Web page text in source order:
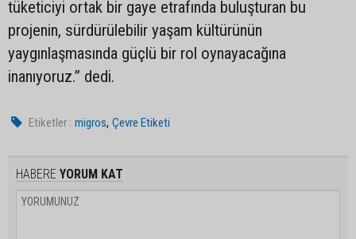
tüketiciyi ortak bir gaye etrafında buluşturan bu
projenin, sürdürülebilir yaşam kültürünün
yaygınlaşmasında güçlü bir rol oynayacağına
inanıyoruz.” dedi.
Etiketler : migros,Çevre Etiketi
HABERE YORUM KAT